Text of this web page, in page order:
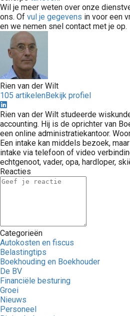
Wil je meer weten over onze
ons. Of vul je gegevens in voor een
en we nemen snel contact met je op.
Rien van der Wilt
105 artikelenBekijk profiel
Rien van der Wilt studeerde
accounting. Hij is de oprichter van
een online administratiekantoor.
Een intake kan middels bezoek,
intake via telefoon of video
echtgenoot, vader, opa, hardloper,
Reacties
Categorieën
Autokosten en fiscus
Belastingtips
Boekhouding en Boekhouder
De BV
Financiële besturing
Groei
Nieuws
Personeel